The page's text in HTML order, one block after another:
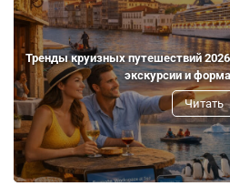
Тренды круизных путешествий
экскурсии и
Читать